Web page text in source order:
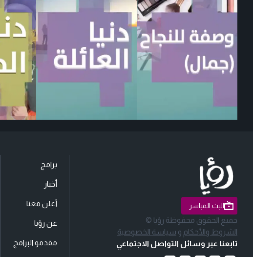
البث المباشر
جميع الحقوق محفوظة رؤيا ©
الشروط والأحكام و سياسة الخصوصية
تابعنا عبر وسائل التواصل الاجتماعي
برامج
أخبار
أعلن معنا
عن رؤيا
مقدمو البرامج